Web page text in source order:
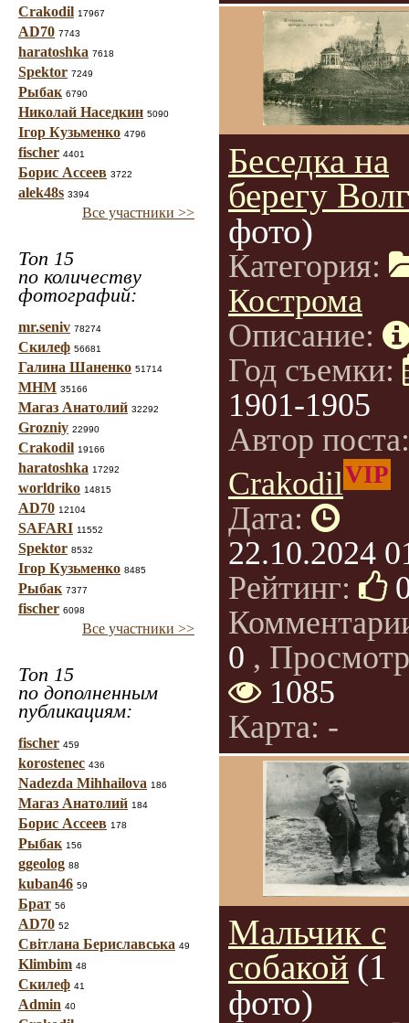
Crakodil 17967
AD70 7743
haratoshka 7618
Spektor 7249
Рыбак 6790
Николай Наседкин 5090
Ігор Кузьменко 4796
fischer 4401
Борис Ассеев 3722
alek48s 3394
Все участники >>
Топ 15
по количеству
фотографий:
mr.seniv 78274
Скилеф 56681
Галина Шаненко 51714
МНМ 35166
Магаз Анатолий 32292
Grozniy 22990
Crakodil 19166
haratoshka 17292
worldriko 14815
AD70 12104
SAFARI 11552
Spektor 8532
Ігор Кузьменко 8485
Рыбак 7377
fischer 6098
Все участники >>
Топ 15
по дополненным
публикациям:
fischer 459
korostenec 436
Nadezda Mihhailova 186
Магаз Анатолий 184
Борис Ассеев 178
Рыбак 156
ggeolog 88
kuban46 59
Брат 56
AD70 52
Світлана Бериславська 49
Klimbim 48
Скилеф 41
Admin 40
Беседка на
берегу
фото)
Категория:
Кострома
Описание:
Год съемки:
1901-1905
Автор
CrakodilVIP
Дата:
22.10.2024
Рейтинг:
0 ,
1085
Карта: -
Мальчик с
собакой (1
фото)